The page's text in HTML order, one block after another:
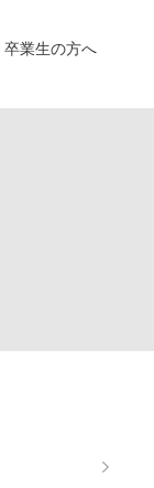
卒業生の方へ